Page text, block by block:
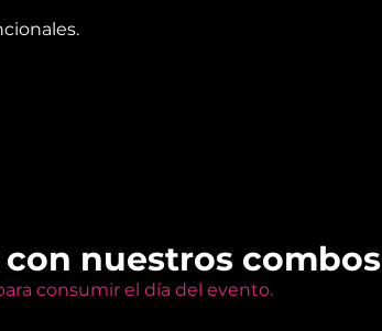
con nuestros combos
consumir el día del evento.